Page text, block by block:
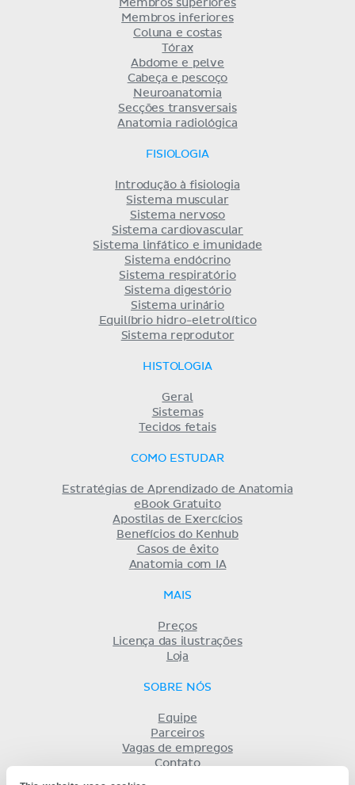
Membros superiores
Membros inferiores
Coluna e costas
Tórax
Abdome e pelve
Cabeça e pescoço
Neuroanatomia
Secções transversais
Anatomia radiológica
FISIOLOGIA
Introdução à fisiologia
Sistema muscular
Sistema nervoso
Sistema cardiovascular
Sistema linfático e imunidade
Sistema endócrino
Sistema respiratório
Sistema digestório
Sistema urinário
Equilíbrio hidro-eletrolítico
Sistema reprodutor
HISTOLOGIA
Geral
Sistemas
Tecidos fetais
COMO ESTUDAR
Estratégias de Aprendizado de Anatomia
eBook Gratuito
Apostilas de Exercícios
Benefícios do Kenhub
Casos de êxito
Anatomia com IA
MAIS
Preços
Licença das ilustrações
Loja
SOBRE NÓS
Equipe
Parceiros
Vagas de empregos
Contato